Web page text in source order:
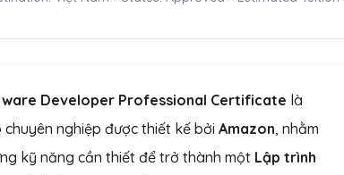
Developer Professional Certificate là
nghiệp được thiết kế bởi Amazon, nhằm
kỹ năng cần thiết để trở thành một Lập trình